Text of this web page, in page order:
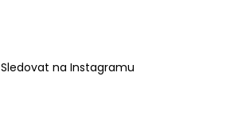
Sledovat na Instagramu